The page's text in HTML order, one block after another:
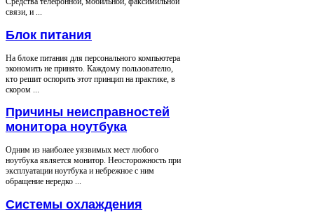
связи, и ...
Блок питания
На блоке питания для персонального компьютера
экономить не принято. Каждому пользователю,
кто решит оспорить этот принцип на практике, в
скором ...
Причины неисправностей
монитора ноутбука
Одним из наиболее уязвимых мест любого
ноутбука является монитор. Неосторожность при
эксплуатации ноутбука и небрежное с ним
обращение нередко ...
Системы охлаждения